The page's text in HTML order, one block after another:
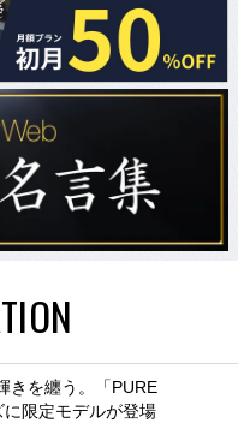
きを纏う。「PURE
に限定モデルが登場